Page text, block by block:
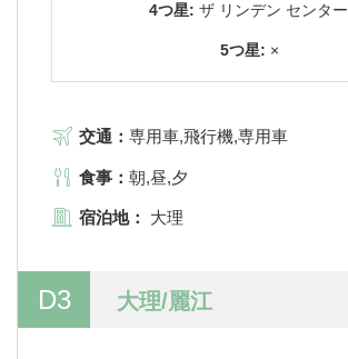
4つ星: ザ リンデン センター
5つ星: ×
交通： 専用車,飛行機,専用車
食事： 朝,昼,夕
宿泊地： 大理
D3 大理/麗江